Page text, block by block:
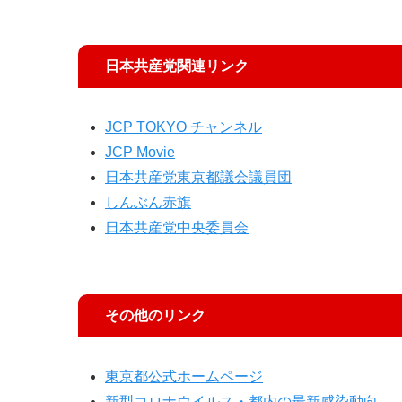
日本共産党関連リンク
JCP TOKYO チャンネル
JCP Movie
日本共産党東京都議会議員団
しんぶん赤旗
日本共産党中央委員会
その他のリンク
東京都公式ホームページ